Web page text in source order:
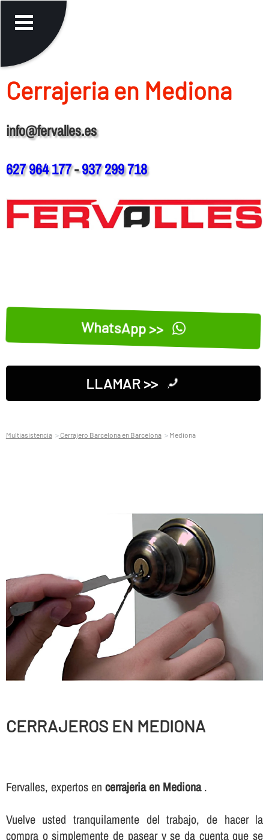
Cerrajeria en Mediona
info@fervalles.es
627 964 177-937 299 718
WhatsApp >>
LLAMAR >>
Multiasistencia Cerrajero Barcelona en Barcelona Mediona
CERRAJEROS EN MEDIONA
Fervalles, expertos en cerrajeria en Mediona.
Vuelve usted tranquilamente del trabajo, de hacer la
compra o simplemente de pasear y se da cuenta que se